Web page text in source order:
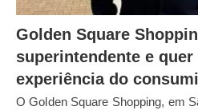
Golden Square
superintendente e
experiência do
O Golden Square Shopping, em